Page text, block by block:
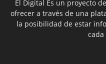
El Digital Es un proyecto
ofrecer a través de una
la posibilidad de estar